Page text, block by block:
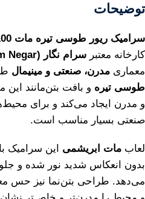
توضیحات
سرامیک ریور طوسی تیره مات 100×100
کارخانه معتبر سرام نگار (Ceram Negar)
معماری مدرن، صنعتی و مینیمال
طوسی تیره و بافت بتن‌مانند
و مدرن ایجاد می‌کند و برای
صنعتی بسیار مناسب است.
لعاب مات ابریشمی این سرامیک
بدون انعکاس شدید نور شده و
می‌دهد. طراحی بتن‌نما نیز حس